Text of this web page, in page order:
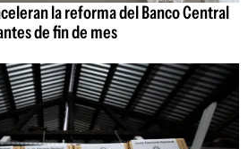
la reforma del Banco Central
de fin de mes